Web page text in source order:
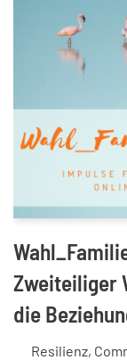
Zweiteiliger
die
Resilienz,